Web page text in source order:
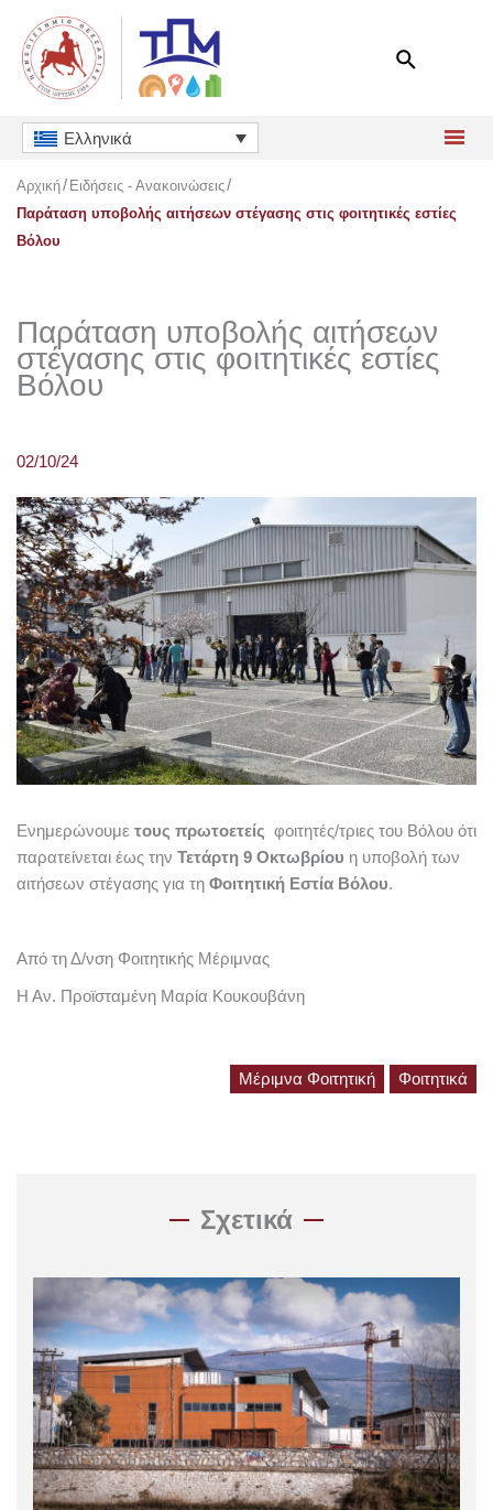
περιεχόμενο
Ελληνικά
Αρχική Ειδήσεις - Ανακοινώσεις
Παράταση υποβολής αιτήσεων στέγασης στις φοιτητικές εστίες
Βόλου
Παράταση υποβολής αιτήσεων
στέγασης στις φοιτητικές εστίες
Βόλου
02/10/24
Ενημερώνουμε τους πρωτοετείς φοιτητές/τριες του Βόλου ότι
παρατείνεται έως την Τετάρτη 9 Οκτωβρίου η υποβολή των
αιτήσεων στέγασης για τη Φοιτητική Εστία Βόλου.
Από τη Δ/νση Φοιτητικής Μέριμνας
Η Αν. Προϊσταμένη Μαρία Κουκουβάνη
Μέριμνα Φοιτητική Φοιτητικά
Σχετικά